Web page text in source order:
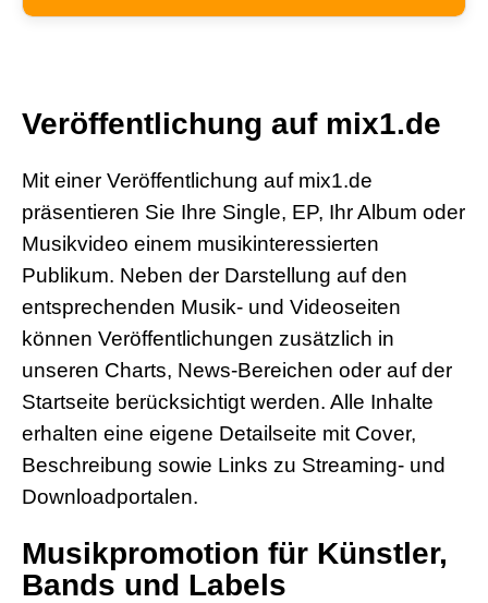
Veröffentlichung auf mix1.de
Mit einer Veröffentlichung auf mix1.de
präsentieren Sie Ihre Single, EP, Ihr Album oder
Musikvideo einem musikinteressierten
Publikum. Neben der Darstellung auf den
entsprechenden Musik- und Videoseiten
können Veröffentlichungen zusätzlich in
unseren Charts, News-Bereichen oder auf der
Startseite berücksichtigt werden. Alle Inhalte
erhalten eine eigene Detailseite mit Cover,
Beschreibung sowie Links zu Streaming- und
Downloadportalen.
Musikpromotion für Künstler,
Bands und Labels